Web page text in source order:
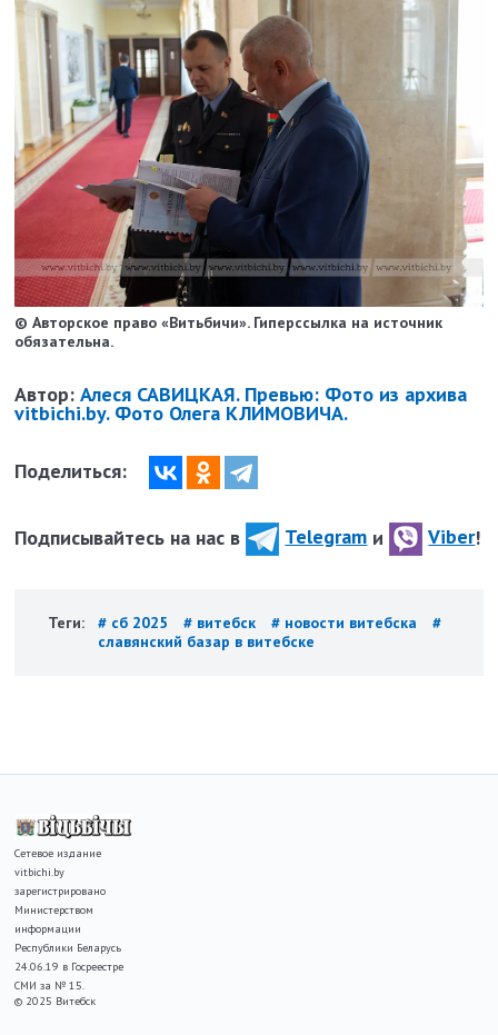
© Авторское право «Витьбичи». Гиперссылка на источник
обязательна.
Автор:Алеся САВИЦКАЯ. Превью: Фото из архива
vitbichi.by. Фото Олега КЛИМОВИЧА.
Поделиться:
Подписывайтесь на нас в Telegram и Viber!
Теги: # сб 2025 # витебск # новости витебска
#
славянский базар в витебске
Сетевое издание
vitbichi.by
зарегистрировано
Министерством
информации
Республики Беларусь
24.06.19 в Госреестре
СМИ за № 15.
© 2025 Витебск